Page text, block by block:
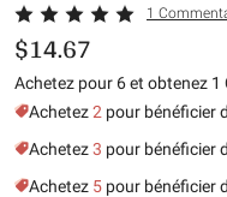
1
$14.67
Achetez pour 6 et obtenez 1
Achetez2 pour bénéficier
Achetez3 pour bénéficier
Achetez 5 pour bénéficier